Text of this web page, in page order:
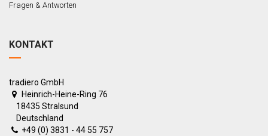
Fragen & Antworten
KONTAKT
tradiero GmbH
Heinrich-Heine-Ring 76
18435 Stralsund
Deutschland
+49 (0) 3831 - 44 55 757